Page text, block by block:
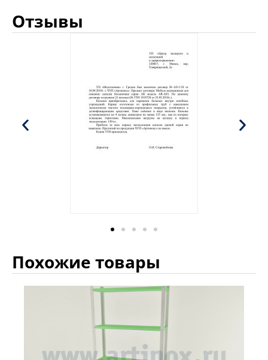
Отзывы
Похожие товары